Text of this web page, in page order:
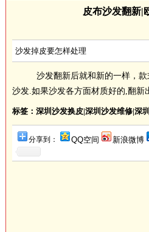
皮布沙发翻新|
沙发掉皮要怎样处理
沙发翻新后就和新的一样，款
沙发.如果沙发各方面材质好的,翻新
标签：深圳沙发换皮|深圳沙发维修|深
分享到： QQ空间 新浪微博